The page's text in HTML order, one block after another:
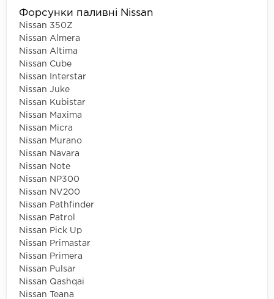
Форсунки паливні Nissan
Nissan 350Z
Nissan Almera
Nissan Altima
Nissan Cube
Nissan Interstar
Nissan Juke
Nissan Kubistar
Nissan Maxima
Nissan Micra
Nissan Murano
Nissan Navara
Nissan Note
Nissan NP300
Nissan NV200
Nissan Pathfinder
Nissan Patrol
Nissan Pick Up
Nissan Primastar
Nissan Primera
Nissan Pulsar
Nissan Qashqai
Nissan Teana